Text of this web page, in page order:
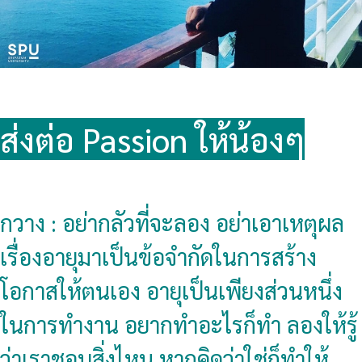
ส่งต่อ Passion ให้น้องๆ
กวาง : อย่ากลัวที่จะลอง อย่าเอาเหตุผล
เรื่องอายุมาเป็นข้อจำกัดในการสร้าง
โอกาสให้ตนเอง อายุเป็นเพียงส่วนหนึ่ง
ในการทำงาน อยากทำอะไรก็ทำ ลองให้รู้